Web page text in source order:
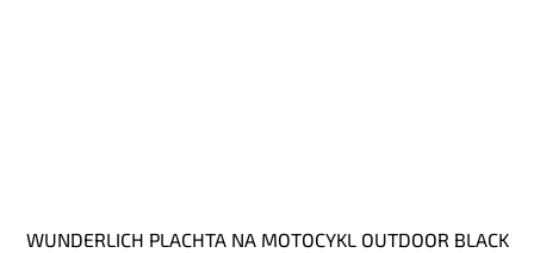
WUNDERLICH PLACHTA NA MOTOCYKL OUTDOOR BLACK